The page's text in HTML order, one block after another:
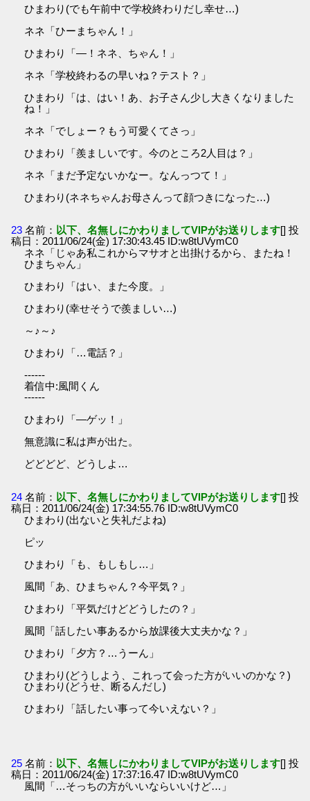
ひまわり(でも午前中で学校終わりだし幸せ…)
ネネ「ひーまちゃん！」
ひまわり「―！ネネ、ちゃん！」
ネネ「学校終わるの早いね？テスト？」
ひまわり「は、はい！あ、お子さん少し大きくなりました
ね！」
ネネ「でしょー？もう可愛くてさっ」
ひまわり「羨ましいです。今のところ2人目は？」
ネネ「まだ予定ないかなー。なんっつて！」
ひまわり(ネネちゃんお母さんって顔つきになった…)
23 名前： 以下、名無しにかわりましてVIPがお送りします[] 投
稿日：2011/06/24(金) 17:30:43.45 ID:w8tUVymC0
ネネ「じゃあ私これからマサオと出掛けるから、またね！
ひまちゃん」
ひまわり「はい、また今度。」
ひまわり(幸せそうで羨ましい…)
～♪～♪
ひまわり「…電話？」
------
着信中:風間くん
------
ひまわり「―ゲッ！」
無意識に私は声が出た。
どどどど、どうしよ…
24 名前： 以下、名無しにかわりましてVIPがお送りします[] 投
稿日：2011/06/24(金) 17:34:55.76 ID:w8tUVymC0
ひまわり(出ないと失礼だよね)
ピッ
ひまわり「も、もしもし…」
風間「あ、ひまちゃん？今平気？」
ひまわり「平気だけどどうしたの？」
風間「話したい事あるから放課後大丈夫かな？」
ひまわり「夕方？…うーん」
ひまわり(どうしよう、これって会った方がいいのかな？)
ひまわり(どうせ、断るんだし)
ひまわり「話したい事って今いえない？」
25 名前： 以下、名無しにかわりましてVIPがお送りします[] 投
稿日：2011/06/24(金) 17:37:16.47 ID:w8tUVymC0
風間「…そっちの方がいいならいいけど…」